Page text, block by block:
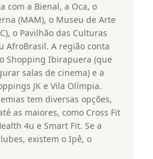
com a Bienal, a Oca, o
(MAM), o Museu de Arte
o Pavilhão das Culturas
AfroBrasil. A região conta
Shopping Ibirapuera (que
salas de cinema) e a
JK e Vila Olímpia.
tem diversas opções,
as maiores, como Cross Fit
4u e Smart Fit. Se a
existem o Ipê, o